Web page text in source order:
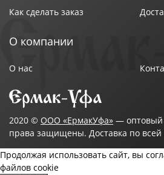
Как сделать заказ
О компании
О нас
2020 © ООО «ЕрмакУфа» — оптовый
права защищены. Доставка по всей
Продолжая использовать сайт, вы
файлов cookie